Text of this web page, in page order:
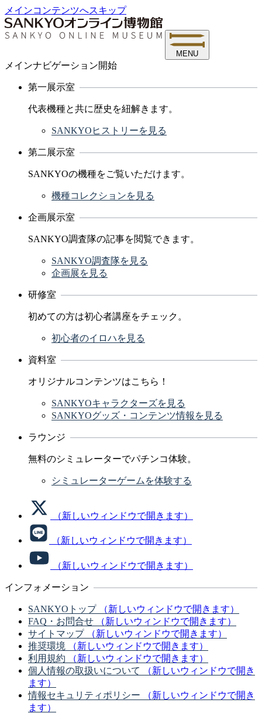
メインコンテンツへスキップ
MENU
メインナビゲーション開始
第一展示室
代表機種と共に歴史を紐解きます。
SANKYOヒストリーを見る
第二展示室
SANKYOの機種をご覧いただけます。
機種コレクションを見る
企画展示室
SANKYO調査隊の記事を閲覧できます。
SANKYO調査隊を見る
企画展を見る
研修室
初めての方は初心者講座をチェック。
初心者のイロハを見る
資料室
オリジナルコンテンツはこちら！
SANKYOキャラクターズを見る
SANKYOグッズ・コンテンツ情報を見る
ラウンジ
無料のシミュレーターでパチンコ体験。
シミュレーターゲームを体験する
（新しいウィンドウで開きます）
（新しいウィンドウで開きます）
（新しいウィンドウで開きます）
インフォメーション
SANKYOトップ
（新しいウィンドウで開きます）
FAQ・お問合せ
（新しいウィンドウで開きます）
サイトマップ
（新しいウィンドウで開きます）
推奨環境
（新しいウィンドウで開きます）
利用規約
（新しいウィンドウで開きます）
個人情報の取扱いについて
（新しいウィンドウで開き
ます）
情報セキュリティポリシー
（新しいウィンドウで開き
ます）